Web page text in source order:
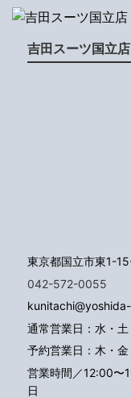
吉田スーツ国立店
東京都国立市東1-
042-572-0055
通常営業日：水・土
予約営業日：木・金
営業時間／12:00
日